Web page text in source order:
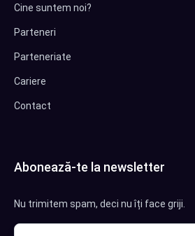
Cine suntem noi?
Parteneri
Parteneriate
Cariere
Contact
Abonează-te la newsletter
Nu trimitem spam, deci nu îți face griji.